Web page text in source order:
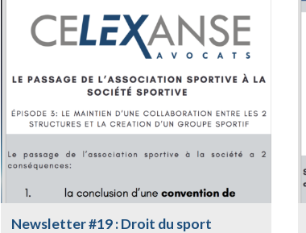
Newsletter #19 : Droit du sport